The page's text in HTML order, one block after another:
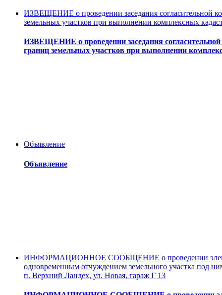
ИЗВЕЩЕНИЕ о проведении заседания согласительной
земельных участков при выполнении комплексных
ИЗВЕЩЕНИЕ о проведении заседания согласительной
границ земельных участков при выполнении
Объявление
Объявление
ИНФОРМАЦИОННОЕ СООБЩЕНИЕ о проведении
одновременным отчуждением земельного участка под
п. Верхний Ландех, ул. Новая, гараж Г 13